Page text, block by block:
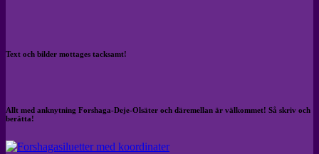
Text och bilder mottages tacksamt!
Allt med anknytning Forshaga-Deje-Olsäter och däremellan är välkommet! Så skriv och
berätta!